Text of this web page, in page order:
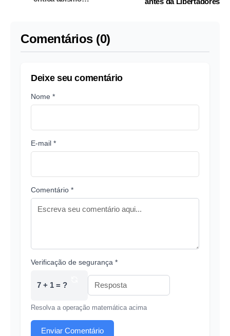
Comentários (0)
Deixe seu comentário
Nome *
E-mail *
Comentário *
Verificação de segurança *
7 + 1 = ?
Resolva a operação matemática acima
Enviar Comentário